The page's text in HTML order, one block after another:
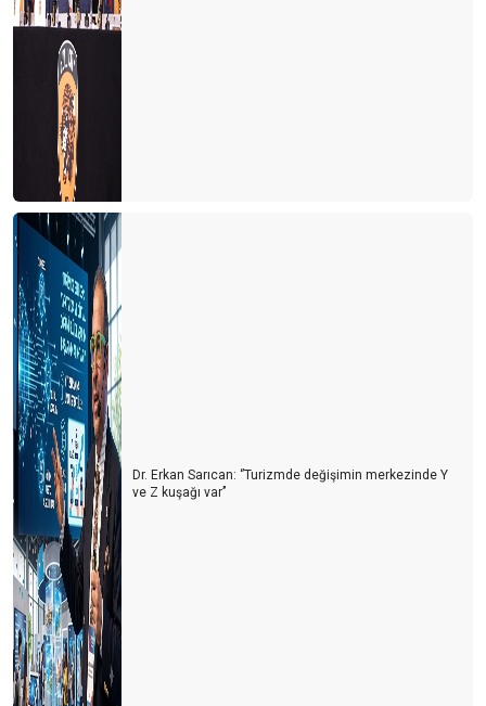
Dr. Erkan Sarıcan: ‘’Turizmde değişimin merkezinde Y
ve Z kuşağı var’’